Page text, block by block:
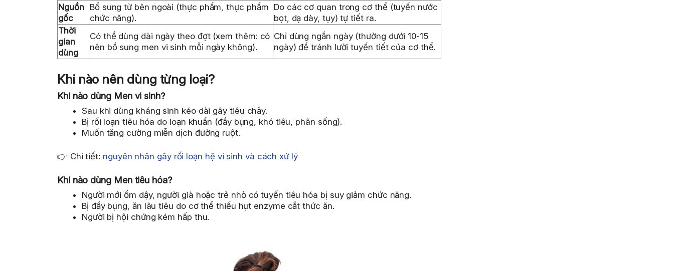
Nguồn
gốc
Bổ sung từ bên ngoài (thực phẩm, thực phẩm
chức năng).
Do các cơ quan trong cơ thể (tuyến nước
bọt, dạ dày, tụy) tự tiết ra.
Thời
gian
dùng
Có thể dùng dài ngày theo đợt (xem thêm: có
nên bổ sung men vi sinh mỗi ngày không).
Chỉ dùng ngắn ngày (thường dưới 10-15
ngày) để tránh lười tuyến tiết của cơ thể.
Khi nào nên dùng từng loại?
Khi nào dùng Men vi sinh?
Sau khi dùng kháng sinh kéo dài gây tiêu chảy.
Bị rối loạn tiêu hóa do loạn khuẩn (đầy bụng, khó tiêu, phân sống).
Muốn tăng cường miễn dịch đường ruột.
👉 Chi tiết: nguyên nhân gây rối loạn hệ vi sinh và cách xử lý
Khi nào dùng Men tiêu hóa?
Người mới ốm dậy, người già hoặc trẻ nhỏ có tuyến tiêu hóa bị suy giảm chức năng.
Bị đầy bụng, ăn lâu tiêu do cơ thể thiếu hụt enzyme cắt thức ăn.
Người bị hội chứng kém hấp thu.